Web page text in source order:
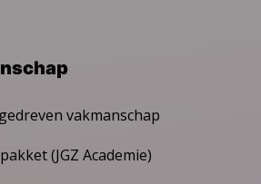
vakmanschap
(JGZ Academie)